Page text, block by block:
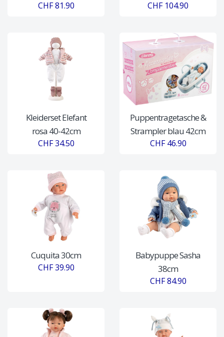
CHF 81.90 CHF 104.90
Kleiderset Elefant
rosa 40-42cm
CHF 34.50
Puppentragetasche &
Strampler blau 42cm
CHF 46.90
Cuquita 30cm
CHF 39.90
Babypuppe Sasha
38cm
CHF 84.90